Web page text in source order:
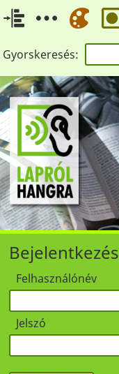
Gyorskeresés:
Bejelentkezés
Felhasználónév
Jelszó